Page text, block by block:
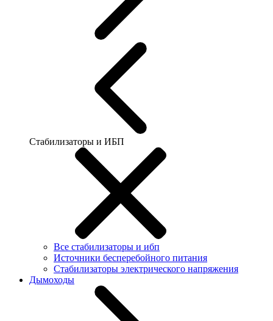
Стабилизаторы и ИБП
Все стабилизаторы и ибп
Источники бесперебойного питания
Стабилизаторы электрического напряжения
Дымоходы